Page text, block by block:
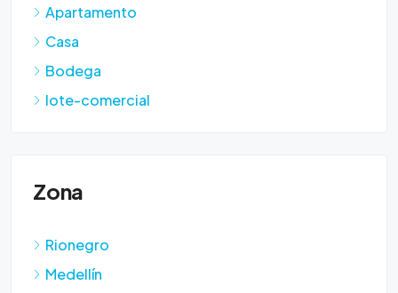
Apartamento
Casa
Bodega
lote-comercial
Zona
Rionegro
Medellín